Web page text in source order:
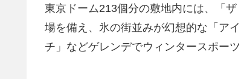
東京ドーム213個分の敷地内には、「
場を備え、氷の街並みが幻想的な「ア
チ」などゲレンデでウィンタースポー